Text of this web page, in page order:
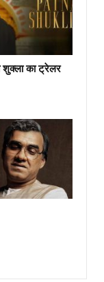
शुक्ला का ट्रेलर